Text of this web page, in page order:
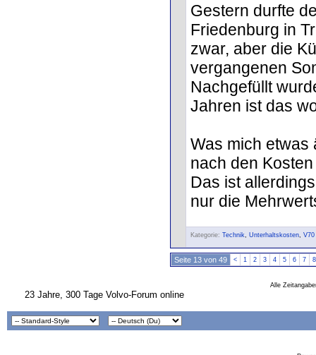
Gestern durfte
Friedenburg in
zwar, aber die
vergangenen
Nachgefüllt
Jahren ist das
Was mich etwas
nach den
Das ist
nur die
Kategorie: Technik, Unterhaltskosten,
Seite 13 von 49 < 1 2 3 4 5 6 7 8
Alle
23 Jahre, 300 Tage Volvo-Forum online